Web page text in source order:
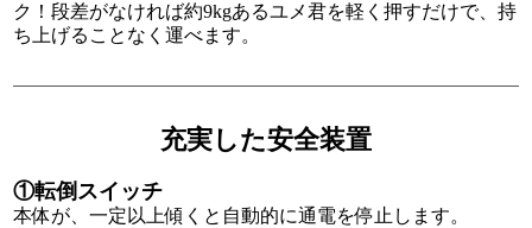
ク！段差がなければ約9kgあるユメ君を軽く押すだけで、持
ち上げることなく運べます。
充実した安全装置
転倒スイッチ
本体が、一定以上傾くと自動的に通電を停止します。